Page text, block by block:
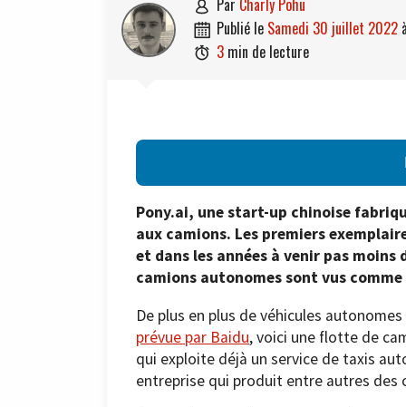
 par Charly Pohu
 publié le samedi 30 juillet 2022
 3 min de lecture
Pony.ai, une start-up chinoise
aux camions. Les premiers
et dans les années à venir pas moins
camions autonomes sont vus
De plus en plus de véhicules
prévue par Baidu, voici une flotte de
qui exploite déjà un service de taxis
entreprise qui produit entre autres des